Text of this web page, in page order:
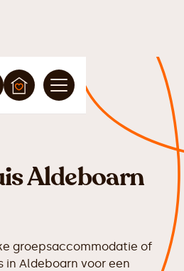
Aldeboarn
groepsaccommodatie of
in Aldeboarn voor een